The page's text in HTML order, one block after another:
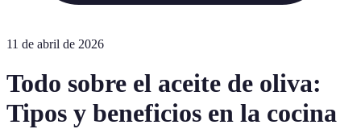
11 de abril de 2026
Todo sobre el aceite de oliva:
Tipos y beneficios en la cocina